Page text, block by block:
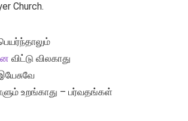
Church.
விட்டு விலகாது
உறங்காது – பர்வதங்கள்